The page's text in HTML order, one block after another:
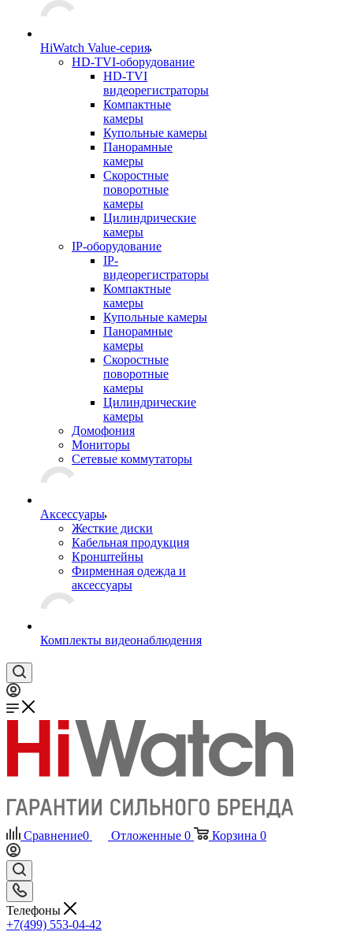
HiWatch Value-серия
HD-TVI-оборудование
HD-TVI
видеорегистраторы
Компактные
камеры
Купольные камеры
Панорамные
камеры
Скоростные
поворотные
камеры
Цилиндрические
камеры
IP-оборудование
IP-
видеорегистраторы
Компактные
камеры
Купольные камеры
Панорамные
камеры
Скоростные
поворотные
камеры
Цилиндрические
камеры
Домофония
Мониторы
Сетевые коммутаторы
Аксессуары
Жесткие диски
Кабельная продукция
Кронштейны
Фирменная одежда и
аксессуары
Комплекты видеонаблюдения
Сравнение0 Отложенные 0 Корзина 0
Телефоны
+7(499) 553-04-42